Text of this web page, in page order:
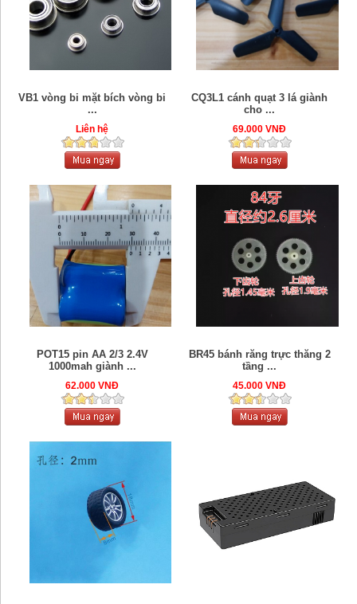
VB1 vòng bi mặt bích vòng bi
...
Liên hệ
CQ3L1 cánh quạt 3 lá giành
cho ...
69.000 VNĐ
POT15 pin AA 2/3 2.4V
1000mah giành ...
62.000 VNĐ
BR45 bánh răng trực thăng 2
tầng ...
45.000 VNĐ